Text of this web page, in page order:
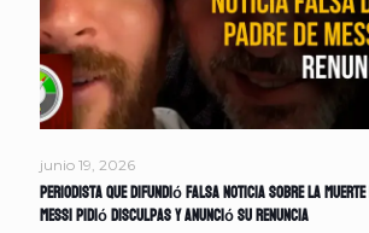
junio 19, 2026
Periodista que difundió falsa noticia sobre la muerte
Messi pidió disculpas y anunció su renuncia